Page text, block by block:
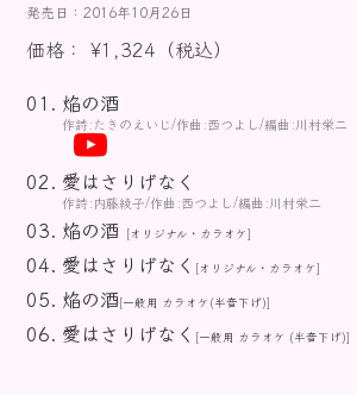
発売日：2016年10月26日
価格： ¥1,324（税込）
焔の酒
作詩:たきのえいじ/作曲:西つよし/編曲:川村栄二
愛はさりげなく
作詩:内藤綾子/作曲:西つよし/編曲:川村栄二
焔の酒 [オリジナル・カラオケ]
愛はさりげなく [オリジナル・カラオケ]
焔の酒[一般用 カラオケ(半音下げ)]
愛はさりげなく [一般用 カラオケ (半音下げ)]